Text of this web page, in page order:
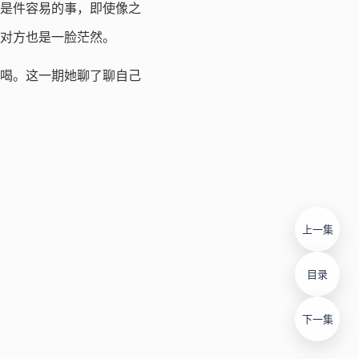
上一集
目录
下一集
件容易的事，即使像之
方也是一脸茫然。
。这一期她聊了聊自己